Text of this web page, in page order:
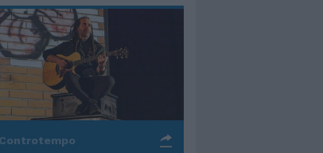
Controtempo